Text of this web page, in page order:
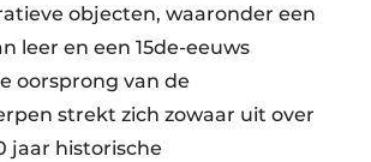
objecten, waaronder een
leer en een 15de-eeuws
oorsprong van de
strekt zich zowaar uit over
jaar historische